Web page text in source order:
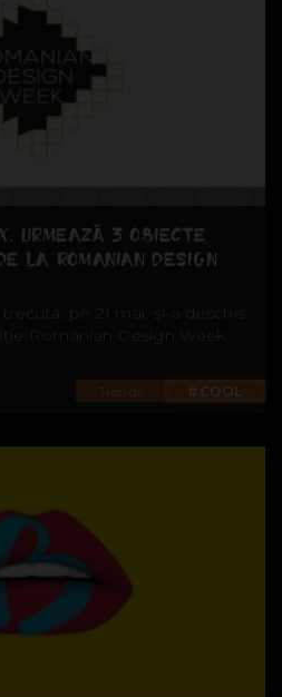
URMEAZĂ 3 OBIECTE
LA ROMANIAN DESIGN
pe 21 mai, și-a deschis
Romanian Design Week.
#COOL
Trends